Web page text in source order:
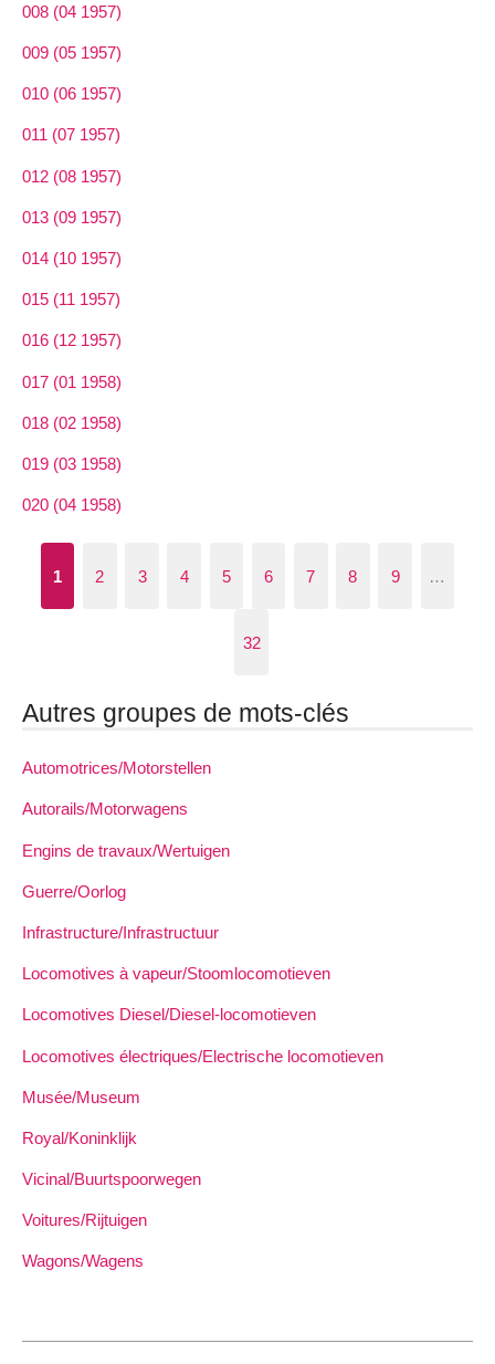
008 (04 1957)
009 (05 1957)
010 (06 1957)
011 (07 1957)
012 (08 1957)
013 (09 1957)
014 (10 1957)
015 (11 1957)
016 (12 1957)
017 (01 1958)
018 (02 1958)
019 (03 1958)
020 (04 1958)
1 2 3 4 5 6 7 8 9 …
32
Autres groupes de mots-clés
Automotrices/Motorstellen
Autorails/Motorwagens
Engins de travaux/Wertuigen
Guerre/Oorlog
Infrastructure/Infrastructuur
Locomotives à vapeur/Stoomlocomotieven
Locomotives Diesel/Diesel-locomotieven
Locomotives électriques/Electrische locomotieven
Musée/Museum
Royal/Koninklijk
Vicinal/Buurtspoorwegen
Voitures/Rijtuigen
Wagons/Wagens